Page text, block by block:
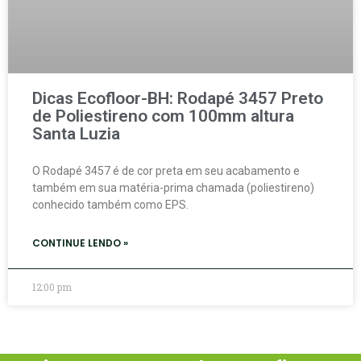
Dicas Ecofloor-BH: Rodapé 3457 Preto
de Poliestireno com 100mm altura
Santa Luzia
O Rodapé 3457 é de cor preta em seu acabamento e
também em sua matéria-prima chamada (poliestireno)
conhecido também como EPS.
CONTINUE LENDO »
12:00 pm